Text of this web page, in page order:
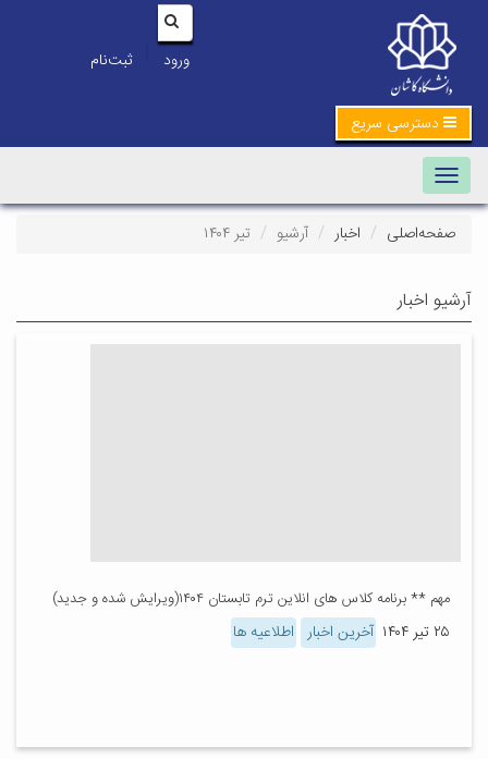
ورود | ثبت‌نام
دسترسی سریع
Toggle navigation
صفحه‌اصلی اخبار آرشیو تیر ۱۴۰۴
آرشیو اخبار
مهم ** برنامه کلاس های انلاین ترم تابستان ۱۴۰۴(ویرایش شده و جدید)
۲۵ تیر ۱۴۰۴ آخرین اخبار اطلاعیه ها